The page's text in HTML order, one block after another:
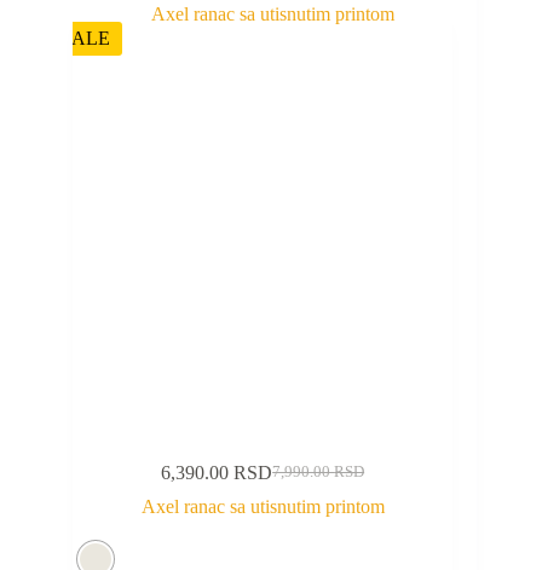
SALE
7,990.00RSD
6,390.00RSD
Axel ranac sa utisnutim printom